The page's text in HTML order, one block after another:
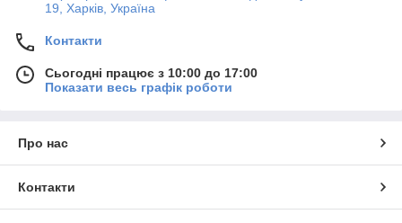
19, Харків, Україна
Контакти
Сьогодні працює з 10:00 до 17:00
Показати весь графік роботи
Про нас
Контакти